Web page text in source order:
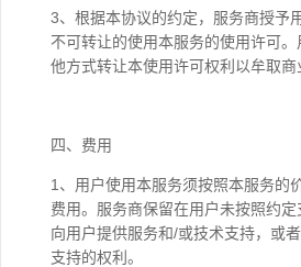
3、根据本协议的约定，服务商授予
不可转让的使用本服务的使用许可
他方式转让本使用许可权利以牟取商
四、费用
1、用户使用本服务须按照本服务的
费用。服务商保留在用户未按照约
向用户提供服务和/或技术支持，或
支持的权利。